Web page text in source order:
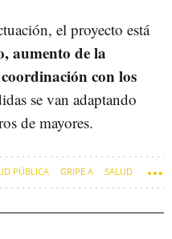
el proyecto está
aumento de la
con los
se van adaptando
de mayores.
PÚBLICA GRIPE A SALUD